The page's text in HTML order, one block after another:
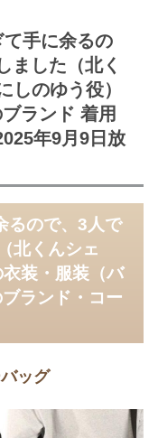
て手に余るの
ました（北く
しのゆう役）
ランド 着用
年9月9日放
るので、3人で
北くんシェ
装・服装（バ
ランド・コー
ッグ